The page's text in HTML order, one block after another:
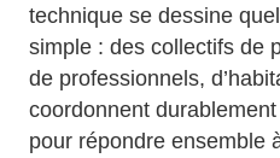
technique se dessine
simple : des collectifs de
de professionnels,
coordonnent durablement
pour répondre ensemble